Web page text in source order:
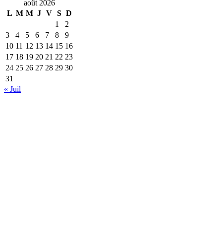
août 2026
L M M J V S D
1
2
3
4 5 6 7 8
9
10 11 12 13 14 15 16
17 18 19 20 21 22 23
24 25 26 27 28 29 30
31
« Juil